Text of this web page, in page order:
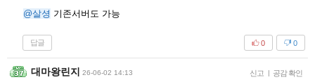
@살셩 기존서버도 가능
답글 0
0
대마왕린지 26-06-02 14:13 신고 | 공감 확인